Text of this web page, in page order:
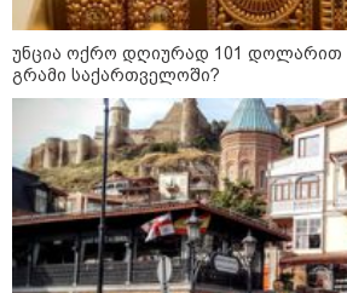
რას აცხადებს ირაკლი
ელექტროენერგიის
გათიშვასთან
19:32 / 08-08-
გმირების
გაკეთდა" -
მოძრაობა"
უნცია ოქრო დღიურად 101 დოლარით
გრამი საქართველოში?